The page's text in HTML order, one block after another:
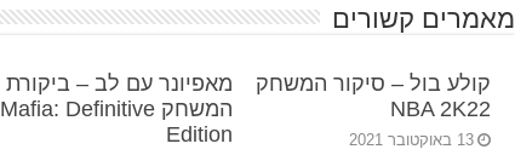
מאמרים קשורים
קולע בול – סיקור המשחק
NBA 2K22
13 באוקטובר 2021
מאפיונר עם לב – ביקורת
המשחק Mafia: Definitive
Edition